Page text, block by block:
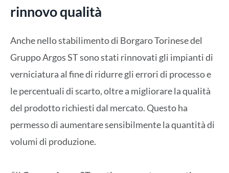
rinnovo qualità
Anche nello stabilimento di Borgaro Torinese del
Gruppo Argos ST sono stati rinnovati gli impianti di
verniciatura al fine di ridurre gli errori di processo e
le percentuali di scarto, oltre a migliorare la qualità
del prodotto richiesti dal mercato. Questo ha
permesso di aumentare sensibilmente la quantità di
volumi di produzione.